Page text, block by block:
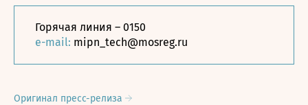
Горячая линия – 0150
e-mail: mipn_tech@mosreg.ru
Оригинал пресс-релиза